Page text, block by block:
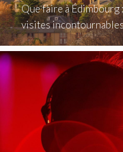
Que faire à
visites